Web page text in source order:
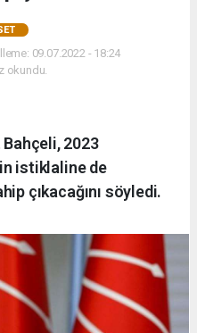
09.07.2022 - 18:24
okundu.
Bahçeli, 2023
istiklaline de
çıkacağını söyledi.